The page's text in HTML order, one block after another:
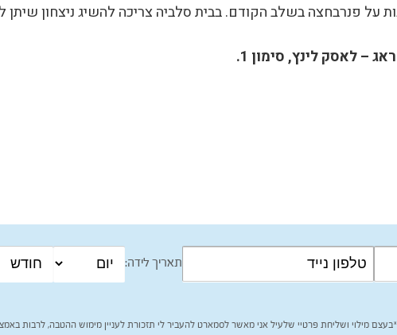
תאריך לידה:
*בעצם מילוי ושליחת פרטיי שלעיל אני מאשר לסמארט להעביר לי תזכורת לעניין מימוש ההטבה, לרבות